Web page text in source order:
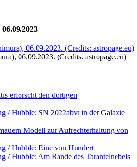
06.09.2023. (Credits: astropage.eu)
erforscht den dortigen
/ Hubble: SN 2022abvt in der Galaxie
Modell zur Aufrechterhaltung von
/ Hubble: Eine von Hundert
/ Hubble: Am Rande des Tarantelnebels